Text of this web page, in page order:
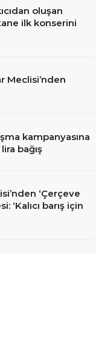
oluşan
ilk konserini
Meclisi’nden
kampanyasına
bağış
‘Çerçeve
‘Kalıcı barış için